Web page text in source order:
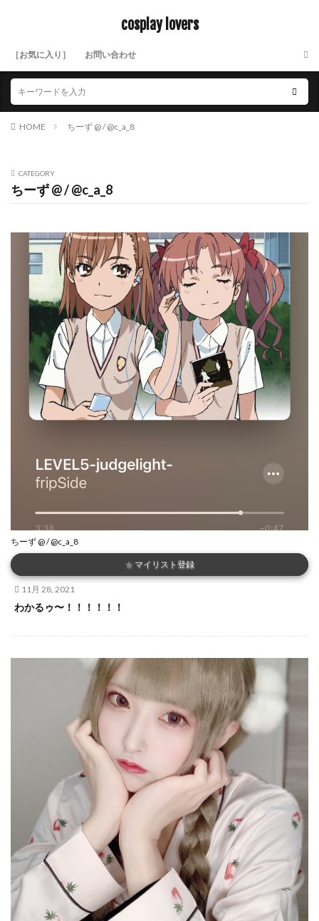
cosplay lovers
［お気に入り］ お問い合わせ
HOME ちーず @ / @c_a_8
CATEGORY
ちーず @ / @c_a_8
ちーず @ / @c_a_8
★ マイリスト登録
11月 28, 2021
わかるゥ〜！！！！！！